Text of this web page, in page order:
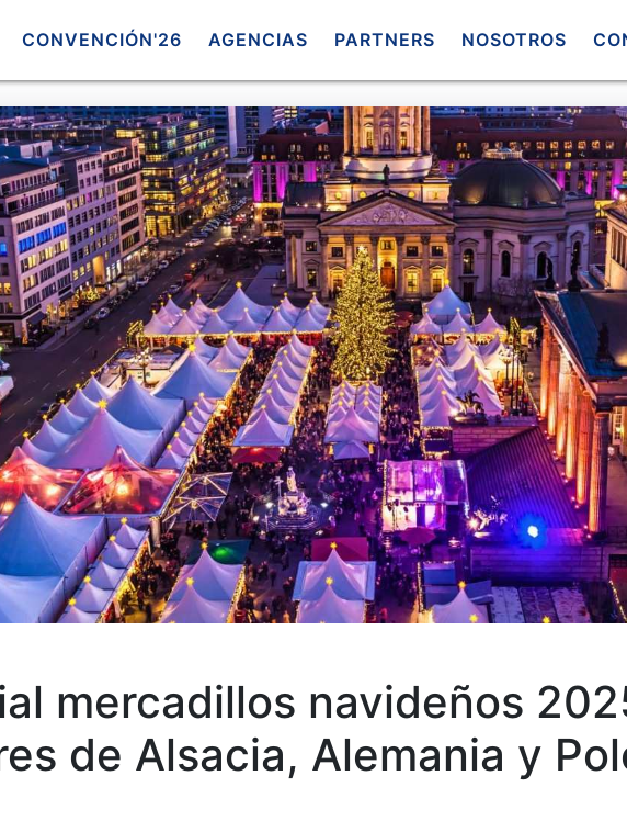
CONVENCIÓN'26 AGENCIAS PARTNERS NOSOTROS
mercadillos navideños
de Alsacia, Alemania y